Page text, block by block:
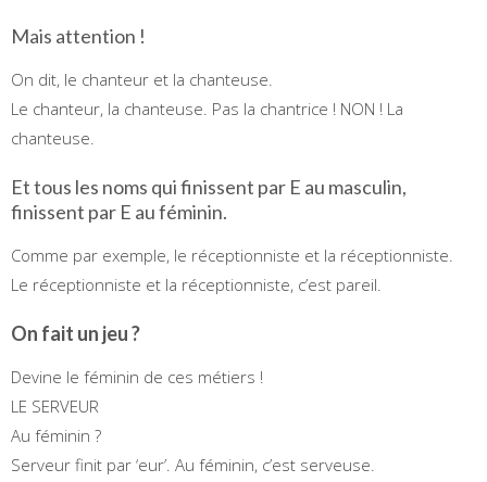
Mais attention !
On dit, le chanteur et la chanteuse.
Le chanteur, la chanteuse. Pas la chantrice ! NON ! La
chanteuse.
Et tous les noms qui finissent par E au masculin,
finissent par E au féminin.
Comme par exemple, le réceptionniste et la réceptionniste.
Le réceptionniste et la réceptionniste, c’est pareil.
On fait un jeu ?
Devine le féminin de ces métiers !
LE SERVEUR
Au féminin ?
Serveur finit par ‘eur’. Au féminin, c’est serveuse.